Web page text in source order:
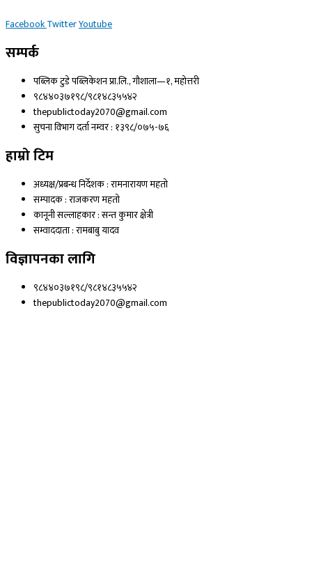
FacebookTwitterYoutube
सम्पर्क
पब्लिक टुडे पब्लिकेशन प्रा.लि., गौशाला—१, महोत्तरी
९८४४०३७१९८/९८१४८३५५४२
thepublictoday2070@gmail.com
सुचना विभाग दर्ता नम्वर : १३९८/०७५-७६
हाम्रो टिम
अध्यक्ष/प्रबन्ध निर्देशक : रामनारायण महतो
सम्पादक : राजकरण महतो
कानूनी सल्लाहकार : सन्त कुमार क्षेत्री
सम्वाददाता : रामबाबु यादव
विज्ञापनका लागि
९८४४०३७१९८/९८१४८३५५४२
thepublictoday2070@gmail.com